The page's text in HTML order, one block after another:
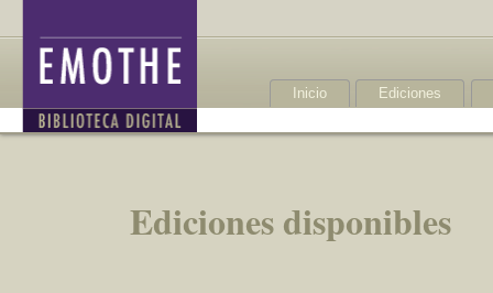
Inicio Ediciones
Ediciones disponibles